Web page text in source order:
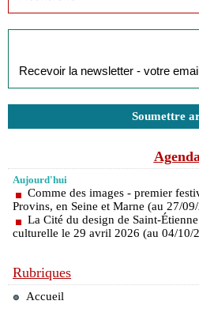
Soumettre
Aujourd'hui
Comme des images - premier
Provins, en Seine et Marne (au 27/
La Cité du design de Saint-
culturelle le 29 avril 2026 (au 04/10/
Rubriques
Accueil